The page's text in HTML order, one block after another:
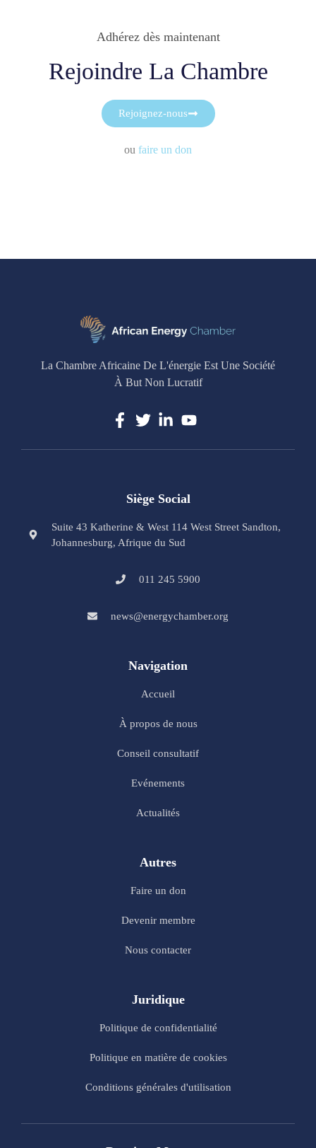
Adhérez dès maintenant
Rejoindre La Chambre
Rejoignez-nous
ou faire un don
La Chambre Africaine De L'énergie Est Une Société
À But Non Lucratif
Siège Social
Suite 43 Katherine & West 114 West Street Sandton,
Johannesburg, Afrique du Sud
011 245 5900
news@energychamber.org
Navigation
Accueil
À propos de nous
Conseil consultatif
Evénements
Actualités
Autres
Faire un don
Devenir membre
Nous contacter
Juridique
Politique de confidentialité
Politique en matière de cookies
Conditions générales d'utilisation